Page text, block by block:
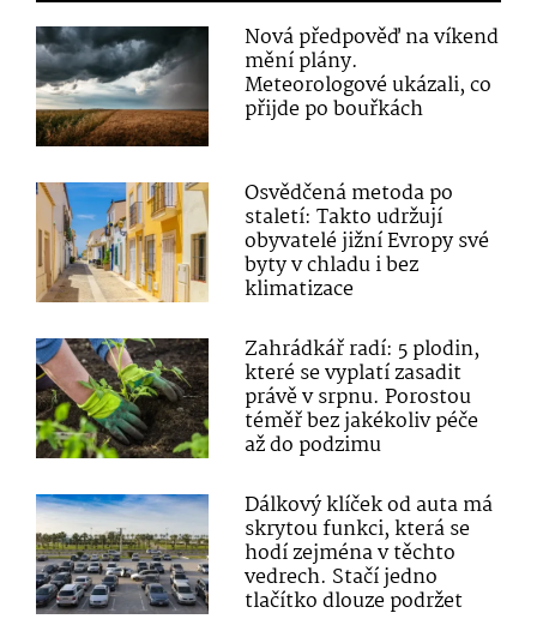
Nová předpověď na víkend
mění plány.
Meteorologové ukázali, co
přijde po bouřkách
Osvědčená metoda po
staletí: Takto udržují
obyvatelé jižní Evropy své
byty v chladu i bez
klimatizace
Zahrádkář radí: 5 plodin,
které se vyplatí zasadit
právě v srpnu. Porostou
téměř bez jakékoliv péče
až do podzimu
Dálkový klíček od auta má
skrytou funkci, která se
hodí zejména v těchto
vedrech. Stačí jedno
tlačítko dlouze podržet